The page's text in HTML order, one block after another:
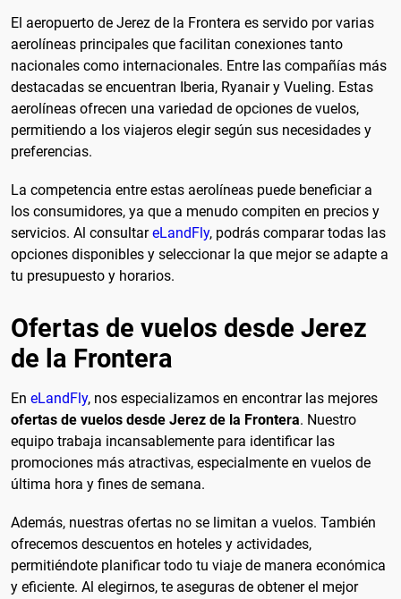
El aeropuerto de Jerez de la Frontera es servido por varias
aerolíneas principales que facilitan conexiones tanto
nacionales como internacionales. Entre las compañías más
destacadas se encuentran Iberia, Ryanair y Vueling. Estas
aerolíneas ofrecen una variedad de opciones de vuelos,
permitiendo a los viajeros elegir según sus necesidades y
preferencias.
La competencia entre estas aerolíneas puede beneficiar a
los consumidores, ya que a menudo compiten en precios y
servicios. Al consultareLandFly, podrás comparar todas las
opciones disponibles y seleccionar la que mejor se adapte a
tu presupuesto y horarios.
Ofertas de vuelos desde Jerez
de la Frontera
En eLandFly, nos especializamos en encontrar las mejores
ofertas de vuelos desde Jerez de la Frontera. Nuestro
equipo trabaja incansablemente para identificar las
promociones más atractivas, especialmente en vuelos de
última hora y fines de semana.
Además, nuestras ofertas no se limitan a vuelos. También
ofrecemos descuentos en hoteles y actividades,
permitiéndote planificar todo tu viaje de manera económica
y eficiente. Al elegirnos, te aseguras de obtener el mejor